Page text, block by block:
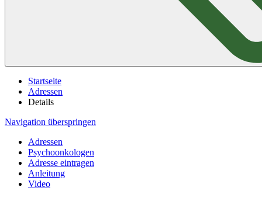
Startseite
Adressen
Details
Navigation überspringen
Adressen
Psychoonkologen
Adresse eintragen
Anleitung
Video